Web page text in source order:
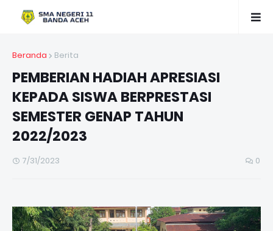
Beranda Berita
PEMBERIAN HADIAH APRESIASI
KEPADA SISWA BERPRESTASI
SEMESTER GENAP TAHUN
2022/2023
7/31/2023 0